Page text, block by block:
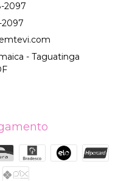
2097
2097
- Taguatinga